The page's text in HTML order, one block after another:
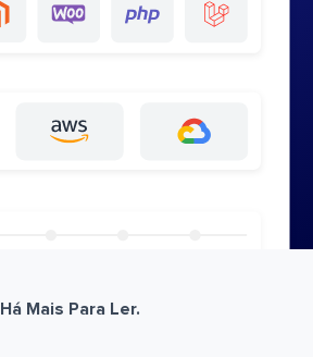
Há Mais Para Ler.